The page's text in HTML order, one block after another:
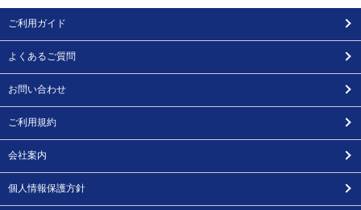
ご利用ガイド
よくあるご質問
お問い合わせ
ご利用規約
会社案内
個人情報保護方針